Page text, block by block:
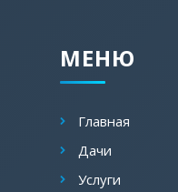
МЕНЮ
Главная
Дачи
Услуги